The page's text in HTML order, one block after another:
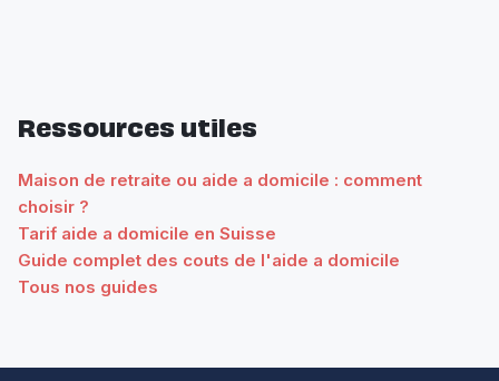
Ressources utiles
Maison de retraite ou aide a domicile : comment
choisir ?
Tarif aide a domicile en Suisse
Guide complet des couts de l'aide a domicile
Tous nos guides